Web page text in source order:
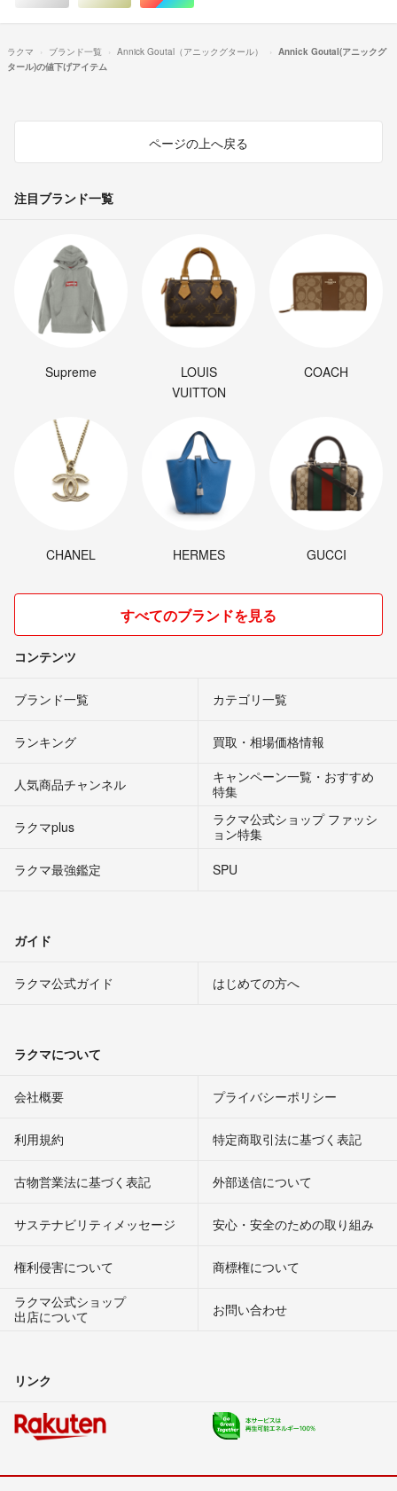
ラクマ ブランド一覧 Annick Goutal（アニックグタール）
Annick Goutal(アニックグ
タール)の値下げアイテム
ページの上へ戻る
注目ブランド一覧
Supreme
LOUIS
VUITTON
COACH
CHANEL HERMES GUCCI
すべてのブランドを見る
コンテンツ
ブランド一覧 カテゴリ一覧
ランキング 買取・相場価格情報
人気商品チャンネル
キャンペーン一覧・おすすめ
特集
ラクマplus
ラクマ公式ショップ ファッシ
ョン特集
ラクマ最強鑑定
SPU
ガイド
ラクマ公式ガイド はじめての方へ
ラクマについて
会社概要 プライバシーポリシー
利用規約 特定商取引法に基づく表記
古物営業法に基づく表記 外部送信について
サステナビリティメッセージ 安心・安全のための取り組み
権利侵害について
商標権について
ラクマ公式ショップ
出店について
お問い合わせ
リンク